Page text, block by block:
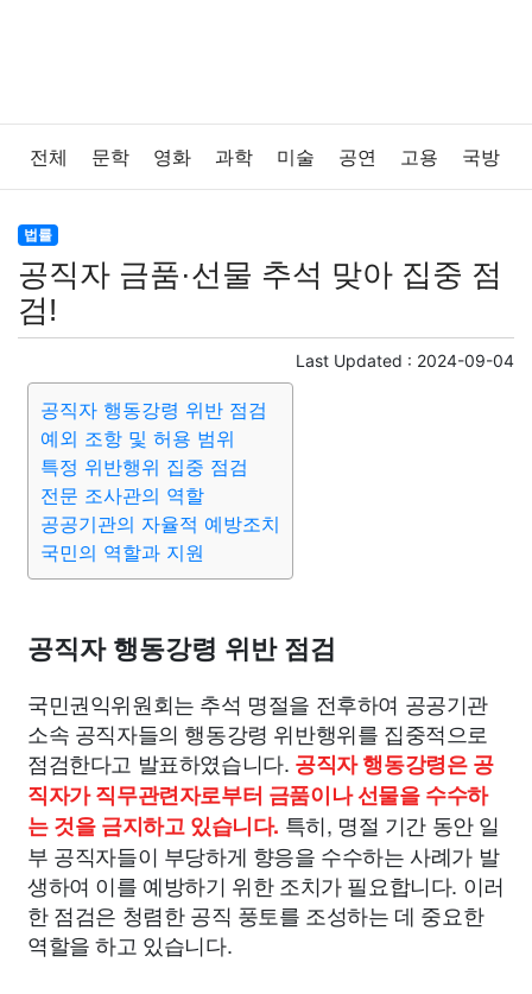
전체 문학 영화 과학 미술 공연 고용 국방
법률
보건 질병 가요 방송 일상 주식 암호화폐
반려동물 패션 미용
증권 인테리어 요리 상품리뷰
게임 스포츠 사진 대출
맛집 IT 컴퓨터
법률
공직자 금품·선물 추석 맞아 집중 점
검!
Last Updated : 2024-09-04
공직자 행동강령 위반 점검
예외 조항 및 허용 범위
특정 위반행위 집중 점검
전문 조사관의 역할
공공기관의 자율적 예방조치
국민의 역할과 지원
공직자 행동강령 위반 점검
국민권익위원회는 추석 명절을 전후하여 공공기관
소속 공직자들의 행동강령 위반행위를 집중적으로
점검한다고 발표하였습니다. 공직자 행동강령은 공
직자가 직무관련자로부터 금품이나 선물을 수수하
는 것을 금지하고 있습니다. 특히, 명절 기간 동안 일
부 공직자들이 부당하게 향응을 수수하는 사례가 발
생하여 이를 예방하기 위한 조치가 필요합니다. 이러
한 점검은 청렴한 공직 풍토를 조성하는 데 중요한
역할을 하고 있습니다.